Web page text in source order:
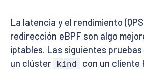
La latencia y el rendimiento
redirección eBPF son algo
iptables. Las siguientes
un clúster kind
con un cliente